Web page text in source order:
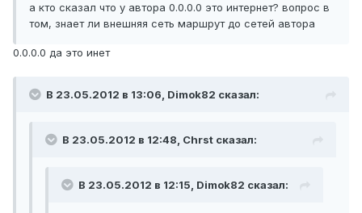
а кто сказал что у автора 0.0.0.0 это интернет? вопрос в
том, знает ли внешняя сеть маршрут до сетей автора
0.0.0.0 да это инет
В 23.05.2012 в 13:06, Dimok82 сказал:
В 23.05.2012 в 12:48, Chrst сказал:
В 23.05.2012 в 12:15, Dimok82 сказал: